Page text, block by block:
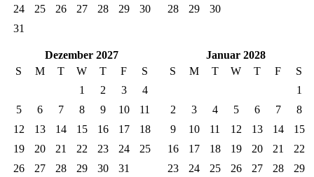
24
25 26 27 28 29
30
31
28
29 30
Dezember 2027
S
M T W T F
S
1
2 3
4
5
6 7 8 9 10
11
12
13 14 15 16 17
18
19
20 21 22 23 24
25
26
27 28 29 30 31
Januar 2028
S
M T W T F
S
1
2
3 4 5 6 7
8
9
10 11 12 13 14
15
16
17 18 19 20 21
22
23
24 25 26 27 28
29